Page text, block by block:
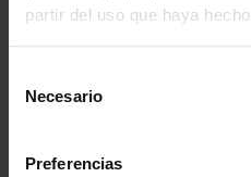
partir del uso que haya
Necesario
Preferencias
todas las barbacoas de...
47,99 €